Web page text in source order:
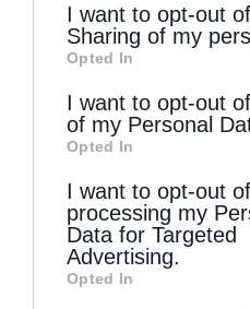
information by third
of downstream
information may also
third parties on the
Downstream
disclose it to other
I want to opt-out
Sharing of my
Opted In
I want to opt-out
of my Personal
Opted In
I want to opt-out of
processing my
Data for Targeted
Advertising.
Opted In
ανέφερε, μεταξύ
Αθηνών και Πάσης
από το ακριτικό νησί